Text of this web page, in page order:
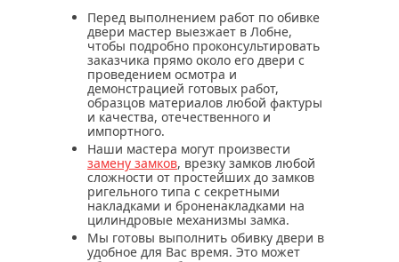
Перед выполнением работ по обивке
двери мастер выезжает в Лобне,
чтобы подробно проконсультировать
заказчика прямо около его двери с
проведением осмотра и
демонстрацией готовых работ,
образцов материалов любой фактуры
и качества, отечественного и
импортного.
Наши мастера могут произвести
замену замков, врезку замков любой
сложности от простейших до замков
ригельного типа с секретными
накладками и броненакладками на
цилиндровые механизмы замка.
Мы готовы выполнить обивку двери в
удобное для Вас время. Это может